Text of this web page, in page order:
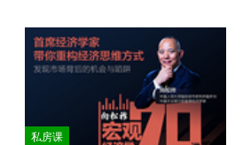
私房课